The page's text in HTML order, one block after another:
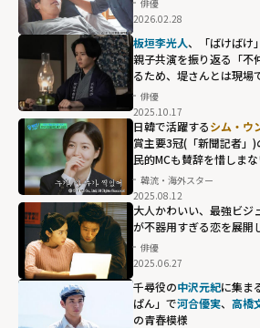
俳優
2026.02.28
板垣李光人、「ばけばけ
親子共演を振り返る「不
るため、堤さんとは現場
にしていた」
俳優
2025.10.17
日韓で活躍するシム・ウ
賞主要3冠(「新聞記者」
民的MCも賛辞を惜しま
は？
韓流・海外スター
2025.08.12
大人かわいい、最強ビジ
が不器用すぎる恋を展開
俳優
2025.06.27
千尋役の中沢元紀に集ま
ぱん」で河合優実、 高橋
の青春模様